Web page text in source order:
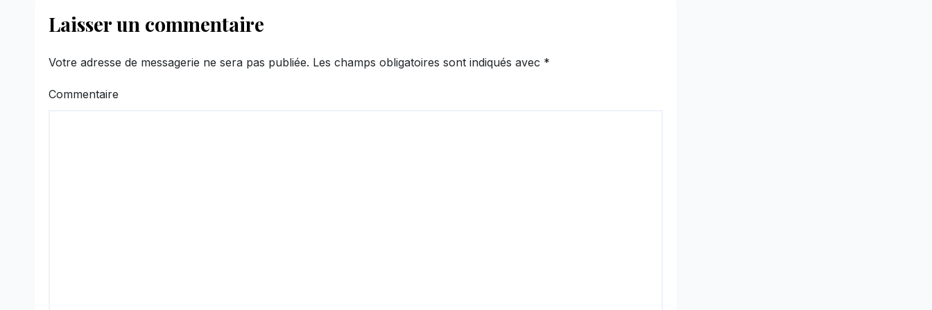
Laisser un commentaire
Votre adresse de messagerie ne sera pas publiée. Les champs obligatoires sont indiqués avec *
Commentaire